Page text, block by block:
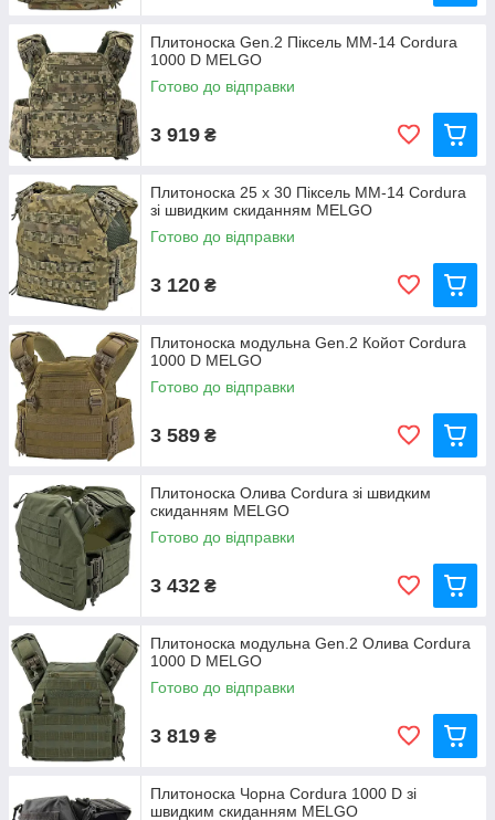
Плитоноска Gen.2 Піксель ММ-14 Cordura
1000 D MELGO
Готово до відправки
3 919 ₴
Плитоноска 25 х 30 Піксель ММ-14 Cordura
зі швидким скиданням MELGO
Готово до відправки
3 120 ₴
Плитоноска модульна Gen.2 Койот Cordura
1000 D MELGO
Готово до відправки
3 589 ₴
Плитоноска Олива Cordura зі швидким
скиданням MELGO
Готово до відправки
3 432 ₴
Плитоноска модульна Gen.2 Олива Cordura
1000 D MELGO
Готово до відправки
3 819 ₴
Плитоноска Чорна Cordura 1000 D зі
швидким скиданням MELGO